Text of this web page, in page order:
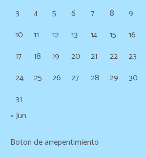
3
4 5 6 7 8
9
10
11 12 13 14 15
16
17
18 19 20 21 22
23
24
25 26 27 28 29
30
31
« Jun
Boton de arrepentimiento